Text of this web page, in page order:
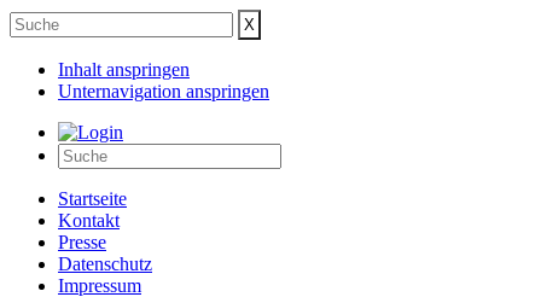
Inhalt anspringen
Unternavigation anspringen
Startseite
Kontakt
Presse
Datenschutz
Impressum